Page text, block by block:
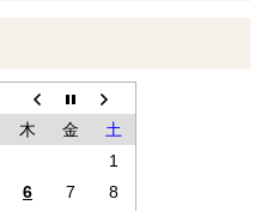
木 金
土
1
6 7
8